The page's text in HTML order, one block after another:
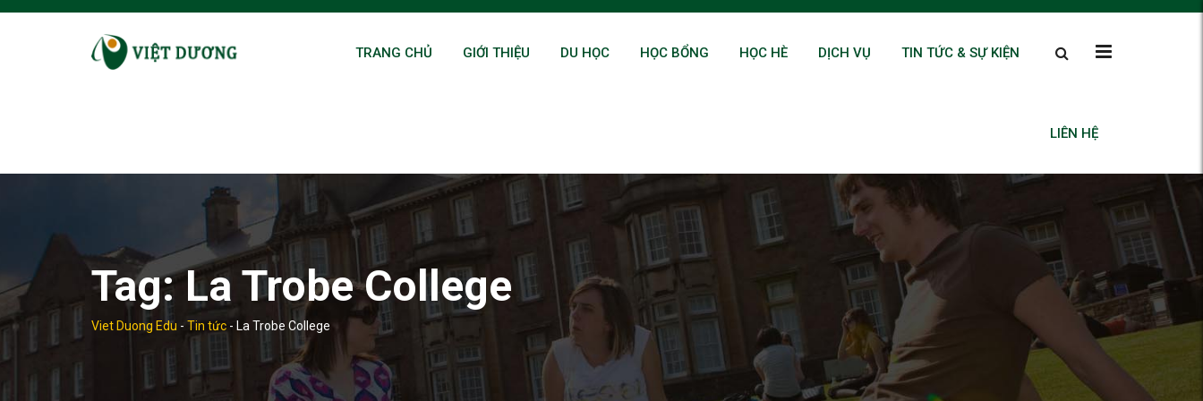
Skip
TRANG CHỦ GIỚI THIỆU DU HỌC HỌC BỔNG HỌC HÈ DỊCH VỤ TIN TỨC & SỰ KIỆN
LIÊN HỆ
Tag:La Trobe College
Viet Duong Edu - Tin tức - La Trobe College